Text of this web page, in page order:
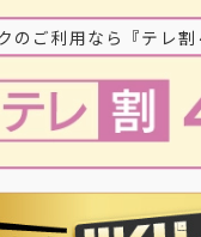
のご利用なら『テレ